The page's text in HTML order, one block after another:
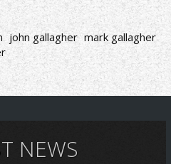
john gallagher mark gallagher
NEWS